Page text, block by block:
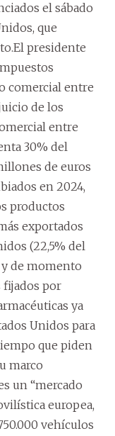
el sábado
que
presidente
comercial entre
de los
entre
30% del
de euros
en 2024,
productos
exportados
(22,5% del
y de momento
fijados por
ya
Unidos para
que piden
marco
un “mercado
europea,
vehículos